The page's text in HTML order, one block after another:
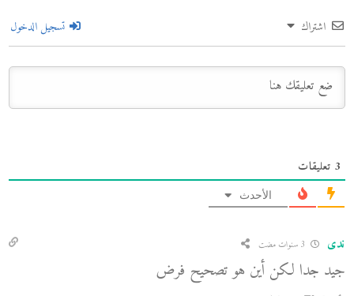
اشتراك تسجيل الدخول
3 تعليقات
الأحدث
ندى
جيد جدا لكن أين هو تصحيح فرض